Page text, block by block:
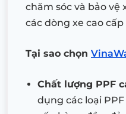
chăm sóc và bảo vệ
các dòng xe cao
Tại sao chọn
Chất lượng PPF
dụng các loại